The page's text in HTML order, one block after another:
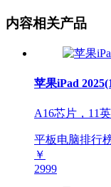
内容相关产品
苹果iPad
A16芯片，11
平板电脑排行
￥
2999